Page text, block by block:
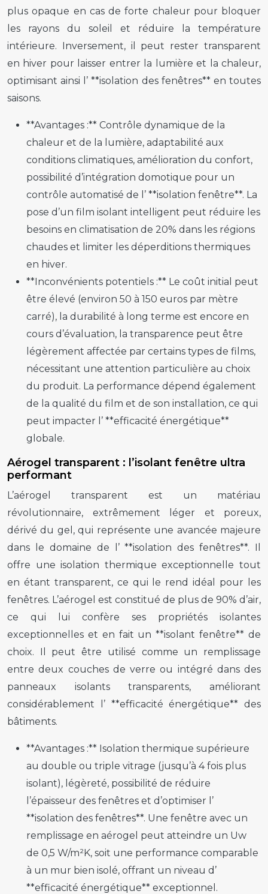
plus opaque en cas de forte chaleur pour bloquer
les rayons du soleil et réduire la température
intérieure. Inversement, il peut rester transparent
en hiver pour laisser entrer la lumière et la chaleur,
optimisant ainsi l’ **isolation des fenêtres** en toutes
saisons.
**Avantages :** Contrôle dynamique de la
chaleur et de la lumière, adaptabilité aux
conditions climatiques, amélioration du confort,
possibilité d’intégration domotique pour un
contrôle automatisé de l’ **isolation fenêtre**. La
pose d’un film isolant intelligent peut réduire les
besoins en climatisation de 20% dans les régions
chaudes et limiter les déperditions thermiques
en hiver.
**Inconvénients potentiels :** Le coût initial peut
être élevé (environ 50 à 150 euros par mètre
carré), la durabilité à long terme est encore en
cours d’évaluation, la transparence peut être
légèrement affectée par certains types de films,
nécessitant une attention particulière au choix
du produit. La performance dépend également
de la qualité du film et de son installation, ce qui
peut impacter l’ **efficacité énergétique**
globale.
Aérogel transparent : l’isolant fenêtre ultra
performant
L’aérogel transparent est un matériau
révolutionnaire, extrêmement léger et poreux,
dérivé du gel, qui représente une avancée majeure
dans le domaine de l’ **isolation des fenêtres**. Il
offre une isolation thermique exceptionnelle tout
en étant transparent, ce qui le rend idéal pour les
fenêtres. L’aérogel est constitué de plus de 90% d’air,
ce qui lui confère ses propriétés isolantes
exceptionnelles et en fait un **isolant fenêtre** de
choix. Il peut être utilisé comme un remplissage
entre deux couches de verre ou intégré dans des
panneaux isolants transparents, améliorant
considérablement l’ **efficacité énergétique** des
bâtiments.
**Avantages :** Isolation thermique supérieure
au double ou triple vitrage (jusqu’à 4 fois plus
isolant), légèreté, possibilité de réduire
l’épaisseur des fenêtres et d’optimiser l’
**isolation des fenêtres**. Une fenêtre avec un
remplissage en aérogel peut atteindre un Uw
de 0,5 W/m²K, soit une performance comparable
à un mur bien isolé, offrant un niveau d’
**efficacité énergétique** exceptionnel.